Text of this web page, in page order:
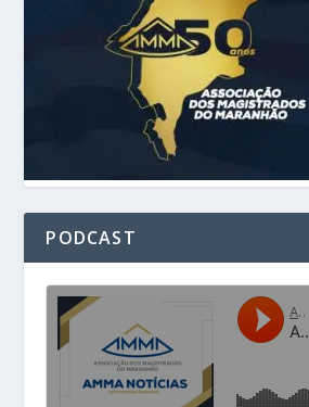
PODCAST